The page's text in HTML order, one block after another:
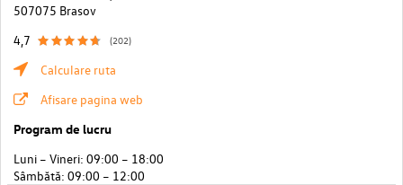
507075 Brasov
4,7
(202)
Calculare ruta
Afisare pagina web
Program de lucru
Luni – Vineri: 09:00 – 18:00
Sâmbătă: 09:00 – 12:00